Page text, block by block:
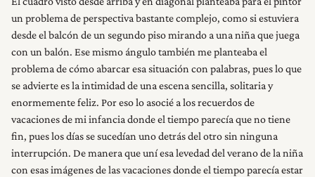
un problema de perspectiva bastante complejo, como si estuviera
desde el balcón de un segundo piso mirando a una niña que juega
con un balón. Ese mismo ángulo también me planteaba el
problema de cómo abarcar esa situación con palabras, pues lo que
se advierte es la intimidad de una escena sencilla, solitaria y
enormemente feliz. Por eso lo asocié a los recuerdos de
vacaciones de mi infancia donde el tiempo parecía que no tiene
fin, pues los días se sucedían uno detrás del otro sin ninguna
interrupción. De manera que uní esa levedad del verano de la niña
con esas imágenes de las vacaciones donde el tiempo parecía estar